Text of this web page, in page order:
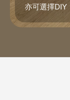
亦可選擇DIY